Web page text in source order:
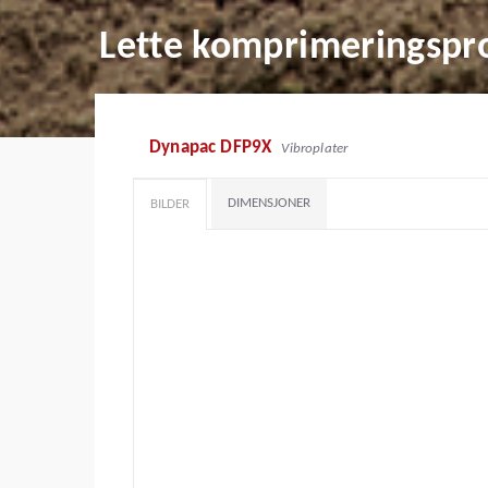
Lette
Dynapac DFP9X Vibroplater
BILDER DIMENSJONER